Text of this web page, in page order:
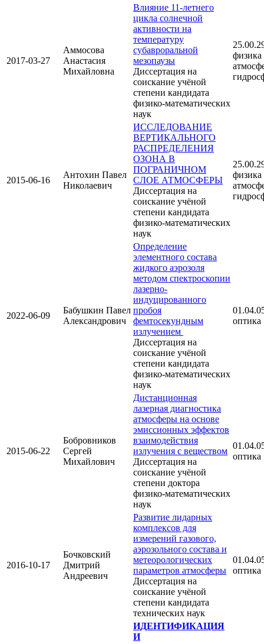
2017-03-27
Аммосова
Анастасия
Михайловна
Влияние 11-летнего
цикла солнечной
активности на
температуру
субавроральной
мезопаузы
Диссертация на
соискание учёной
степени кандидата
физико-математических
наук
физика
2015-06-16
Антохин Павел
Николаевич
ИССЛЕДОВАНИЕ
ВЕРТИКАЛЬНОГО
РАСПРЕДЕЛЕНИЯ
ОЗОНА В
ПОГРАНИЧНОМ
СЛОЕ АТМОСФЕРЫ
Диссертация на
соискание учёной
степени кандидата
физико-математических
наук
физика
2022-06-09
Бабушкин Павел
Александрович
Определение
элементного состава
жидкого аэрозоля
методом спектроскопии
лазерно-
индуцированного
пробоя
фемтосекундным
излучением
Диссертация на
соискание учёной
степени кандидата
физико-математических
наук
оптика
2015-06-22
Бобровников
Сергей
Михайлович
Дистанционная
лазерная диагностика
атмосферы на основе
эмиссионных эффектов
взаимодействия
излучения с веществом
Диссертация на
соискание учёной
степени доктора
физико-математических
наук
оптика
2016-10-17
Бочковский
Дмитрий
Андреевич
Развитие лидарных
комплексов для
измерений газового,
аэрозольного состава и
метеорологических
параметров атмосферы
Диссертация на
соискание учёной
степени кандидата
технических наук
оптика
ИДЕНТИФИКАЦИЯ
И